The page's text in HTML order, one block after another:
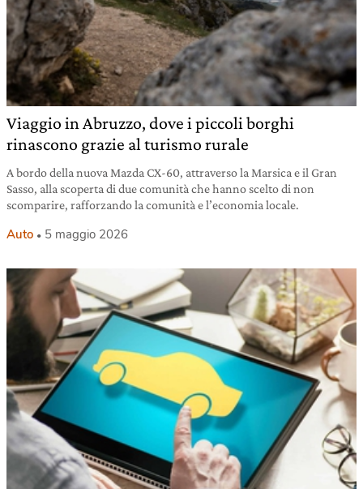
Viaggio in Abruzzo, dove i piccoli borghi
rinascono grazie al turismo rurale
A bordo della nuova Mazda CX-60, attraverso la Marsica e il Gran
Sasso, alla scoperta di due comunità che hanno scelto di non
scomparire, rafforzando la comunità e l’economia locale.
Auto 5 maggio 2026